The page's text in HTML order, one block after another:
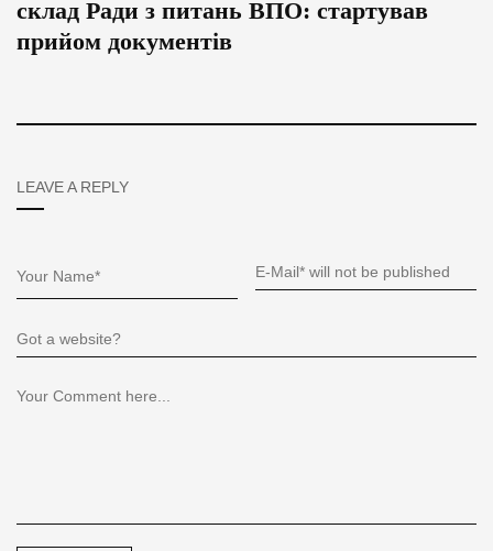
склад Ради з питань ВПО: стартував
прийом документів
LEAVE A REPLY